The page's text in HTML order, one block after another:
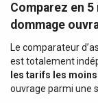
Comparez en
dommage
Le comparateur
est totalement
les tarifs les
ouvrage parmi une